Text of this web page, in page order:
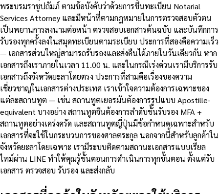
พระบรมราชูปถัมภ์ ตามข้อบังคับว่าด้วยการขึ้นทะเบียน Notarial
Services Attorney และมีหน้าที่ตามกฎหมายในการตรวจสอบตัวตน
เป็นพยานการลงนามต่อหน้า ตรวจสอบเอกสารต้นฉบับ และบันทึกการ
รับรองทุกครั้งลงในสมุดทะเบียนตามระเบียบ ประการที่สองคือความเร็ว
— เอกสารส่วนใหญ่สามารถรับรองและส่งคืนได้ภายในวันเดียวกัน หาก
เอกสารถึงเราภายในเวลา 11.00 น. และในกรณีเร่งด่วนเรามีบริการรับ
เอกสารถึงจังหวัดยะลาโดยตรง ประการที่สามคือเรื่องของความ
เชี่ยวชาญในเอกสารต่างประเทศ เราเข้าใจความต้องการเฉพาะของ
แต่ละสถานทูต — เช่น สถานทูตเยอรมันต้องการรูปแบบ Apostille-
equivalent บางอย่าง สถานทูตจีนต้องการลำดับขั้นรับรอง MFA +
สถานทูตอย่างเคร่งครัด และสถานทูตญี่ปุ่นมีข้อกำหนดเฉพาะสำหรับ
เอกสารที่จะใช้ในกระบวนการของศาลตระกูล นอกจากนี้สำหรับลูกค้าใน
จังหวัดยะลาโดยเฉพาะ เรามีระบบติดตามสถานะเอกสารแบบเรียล
ไทม์ผ่าน LINE ทำให้คุณรู้ขั้นตอนการดำเนินการทุกขั้นตอน ตั้งแต่รับ
เอกสาร ตรวจสอบ รับรอง และส่งกลับ